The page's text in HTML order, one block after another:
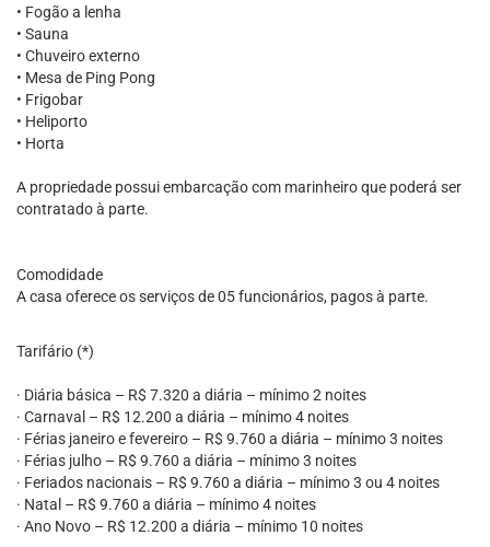
• Fogão a lenha
• Sauna
• Chuveiro externo
• Mesa de Ping Pong
• Frigobar
• Heliporto
• Horta
A propriedade possui embarcação com marinheiro que poderá ser
contratado à parte.
Comodidade
A casa oferece os serviços de 05 funcionários, pagos à parte.
Tarifário (*)
· Diária básica – R$ 7.320 a diária – mínimo 2 noites
· Carnaval – R$ 12.200 a diária – mínimo 4 noites
· Férias janeiro e fevereiro – R$ 9.760 a diária – mínimo 3 noites
· Férias julho – R$ 9.760 a diária – mínimo 3 noites
· Feriados nacionais – R$ 9.760 a diária – mínimo 3 ou 4 noites
· Natal – R$ 9.760 a diária – mínimo 4 noites
· Ano Novo – R$ 12.200 a diária – mínimo 10 noites